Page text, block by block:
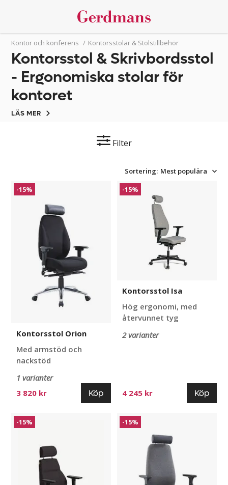
Kontor och konferens / Kontorsstolar & Stolstillbehör
Kontorsstol & Skrivbordsstol
- Ergonomiska stolar för
kontoret
LÄS MER
Filter
Sortering: Mest populära
Kontorsstol
Orion
-15%
Kontorsstol Orion
Med armstöd och
nackstöd
1 varianter
3 820 kr
Köp
Kontorsstol
Isa
-15%
Kontorsstol Isa
Hög ergonomi, med
återvunnet tyg
2 varianter
4 245 kr Köp
Kontorsstol
Sverigestolen
-15%
Kontorsstol
Ricky
-15%